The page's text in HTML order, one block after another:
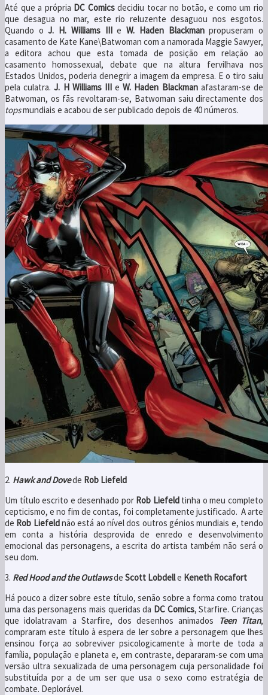
Até que a própria DC Comicsdecidiu tocar no botão, e como um rio
que desagua no mar, este rio reluzente desaguou nos esgotos.
Quando oJ. H. Williams IIIeW. Haden Blackmanpropuseram o
casamento de Kate Kane\Batwoman com a namorada Maggie Sawyer,
a editora achou que esta tomada de posição em relação ao
casamento homossexual, debate que na altura fervilhava nos
Estados Unidos, poderia denegrir a imagem da empresa. E o tiro saiu
pela culatra.J. H Williams IIIeW. Haden Blackmanafastaram-se de
Batwoman, os fãs revoltaram-se, Batwoman saiu directamente dos
topsmundiais e acabou de ser publicado depois de 40 números.
2. Hawk and Dovede Rob Liefeld
Um título escrito e desenhado por Rob Liefeldtinha o meu completo
cepticismo, e no fim de contas, foi completamente justificado. A arte
de Rob Liefeldnão está ao nível dos outros génios mundiais e, tendo
em conta a história desprovida de enredo e desenvolvimento
emocional das personagens, a escrita do artista também não será o
seu dom.
3. Red Hood and the Outlawsde Scott Lobdelle Keneth Rocafort
Há pouco a dizer sobre este título, senão sobre a forma como tratou
uma das personagens mais queridas da DC Comics, Starfire. Crianças
que idolatravam a Starfire, dos desenhos animados
Teen Titan,
compraram este título à espera de ler sobre a personagem que lhes
ensinou força ao sobreviver psicologicamente à morte de toda a
família, população e planeta e, em contraste, depararam-se com uma
versão ultra sexualizada de uma personagem cuja personalidade foi
substituída por a de um ser que usa o sexo como estratégia de
combate. Deplorável.